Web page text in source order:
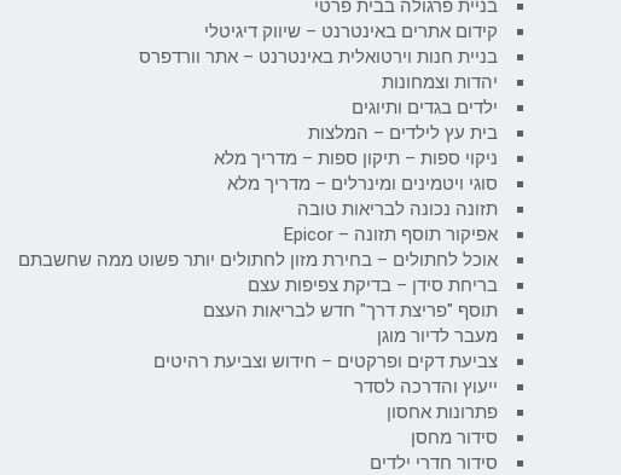
בניית פרגולה בבית פרטי
קידום אתרים באינטרנט – שיווק דיגיטלי
בניית חנות וירטואלית באינטרנט – אתר וורדפרס
יהדות וצמחונות
ילדים בגדים ותיוגים
בית עץ לילדים – המלצות
ניקוי ספות – תיקון ספות – מדריך מלא
סוגי ויטמינים ומינרלים – מדריך מלא
תזונה נכונה לבריאות טובה
אפיקור תוסף תזונה – Epicor
אוכל לחתולים – בחירת מזון לחתולים יותר פשוט ממה שחשבתם
בריחת סידן – בדיקת צפיפות עצם
תוסף "פריצת דרך" חדש לבריאות העצם
מעבר לדיור מוגן
צביעת דקים ופרקטים – חידוש וצביעת רהיטים
ייעוץ והדרכה לסדר
פתרונות אחסון
סידור מחסן
סידור חדרי ילדים